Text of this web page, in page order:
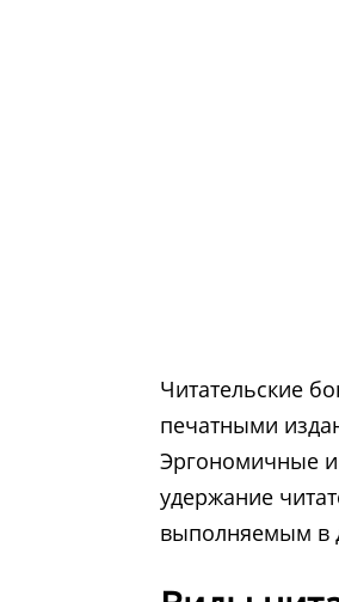
Читательские
печатными
Эргономичные
удержание
выполняемым в